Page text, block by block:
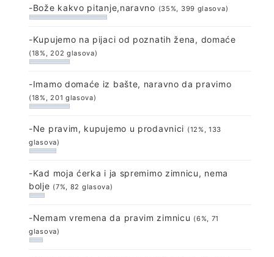
-Bože kakvo pitanje,naravno (35%, 399 glasova)
-Kupujemo na pijaci od poznatih žena, domaće
(18%, 202 glasova)
-Imamo domaće iz bašte, naravno da pravimo
(18%, 201 glasova)
-Ne pravim, kupujemo u prodavnici (12%, 133
glasova)
-Kad moja ćerka i ja spremimo zimnicu, nema
bolje (7%, 82 glasova)
-Nemam vremena da pravim zimnicu (6%, 71
glasova)